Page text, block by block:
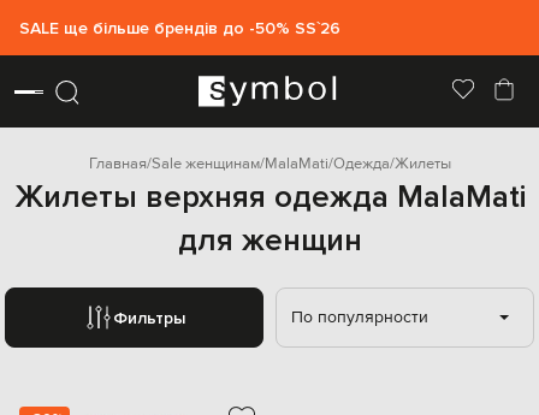
SALE ще більше брендів до -50% SS`26
Главная Sale женщинам MalaMati Одежда Жилеты
Жилеты верхняя одежда MalaMati
для женщин
Фильтры По популярности